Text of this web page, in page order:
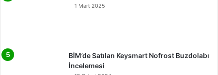
1 Mart 2025
BİM’de Satılan Keysmart Nofrost Buzdolabı
İncelemesi